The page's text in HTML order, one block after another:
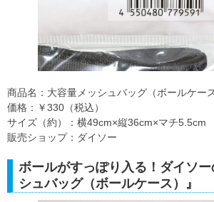
商品名：大容量メッシュバッグ（ボールケース
価格：￥330（税込）
サイズ（約）：横49cm×縦36cm×マチ5.5cm
販売ショップ：ダイソー
ボールがすっぽり入る！ダイソ
シュバッグ（ボールケース）』